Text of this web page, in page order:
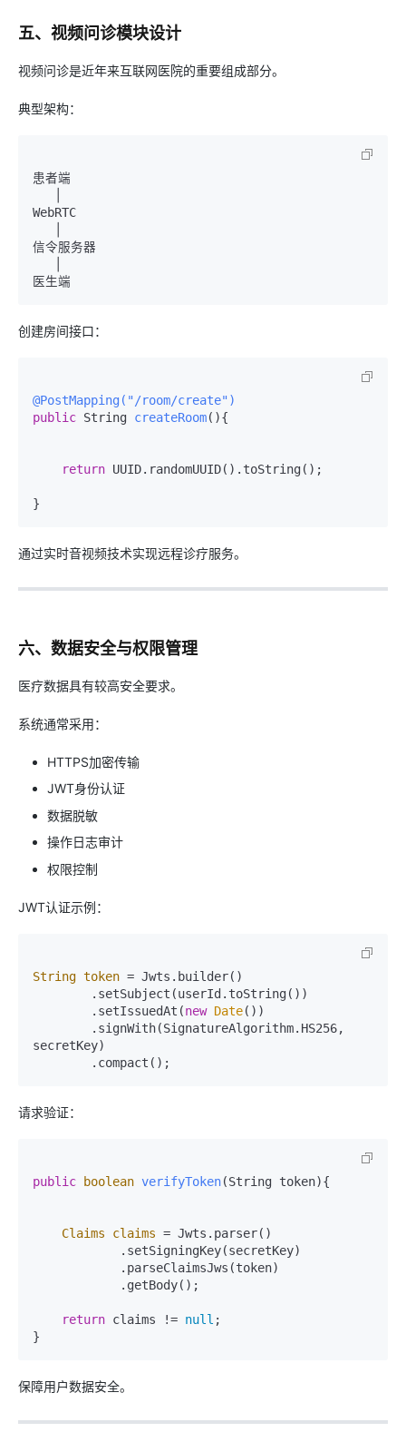
五、视频问诊模块设计
视频问诊是近年来互联网医院的重要组成部分。
典型架构：
患者端
WebRTC
信令服务器
创建房间接口：
@PostMapping("/room/create")
public String createRoom(){
return UUID.randomUUID().toString();
通过实时音视频技术实现远程诊疗服务。
六、数据安全与权限管理
医疗数据具有较高安全要求。
系统通常采用：
HTTPS加密传输
JWT身份认证
数据脱敏
操作日志审计
权限控制
JWT认证示例：
String token = Jwts.builder()
        .setIssuedAt(
new Date())
secretKey)
请求验证：
public boolean verifyToken(String token){
Claims claims = Jwts.parser()
return claims != null ;
保障用户数据安全。